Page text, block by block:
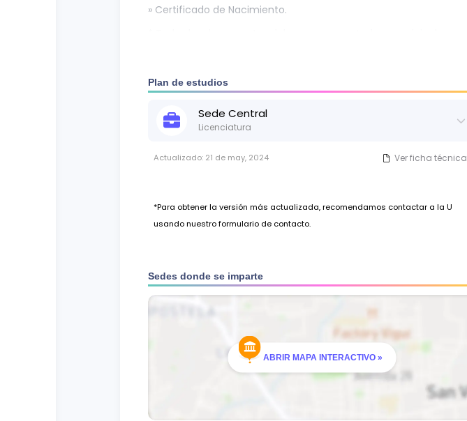
» Certificado de Nacimiento.
Plan de estudios
Sede Central
Licenciatura
Actualizado: 21 de may, 2024 Ver ficha técnica
*Para obtener la versión más actualizada, recomendamos contactar a la U
usando nuestro formulario de contacto.
Sedes donde se imparte
ABRIR MAPA INTERACTIVO »